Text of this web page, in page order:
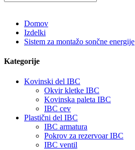
Domov
Izdelki
Sistem za montažo sončne energije
Kategorije
Kovinski del IBC
Okvir kletke IBC
Kovinska paleta IBC
IBC cev
Plastični del IBC
IBC armatura
Pokrov za rezervoar IBC
IBC ventil